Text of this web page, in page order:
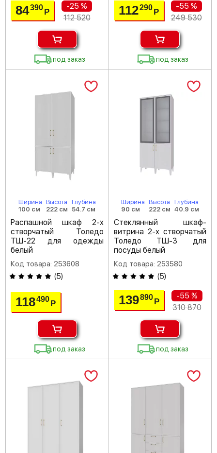
84390 Р
-25 %
112 520
под заказ
112290 Р
-55 %
249 530
под заказ
Ширина
100 см
Высота
222 см
Глубина
54.7 см
Распашной шкаф 2-х
створчатый Толедо
ТШ-22 для одежды
белый
Код товара: 253608
(5)
118490 Р
под заказ
Ширина
90 см
Высота
222 см
Глубина
40.9 см
Стеклянный шкаф-
витрина 2-х створчатый
Толедо ТШ-3 для
посуды белый
Код товара: 253580
(5)
139890 Р
-55 %
310 870
под заказ